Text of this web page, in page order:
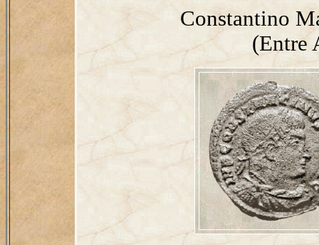
Constantino
(Entre